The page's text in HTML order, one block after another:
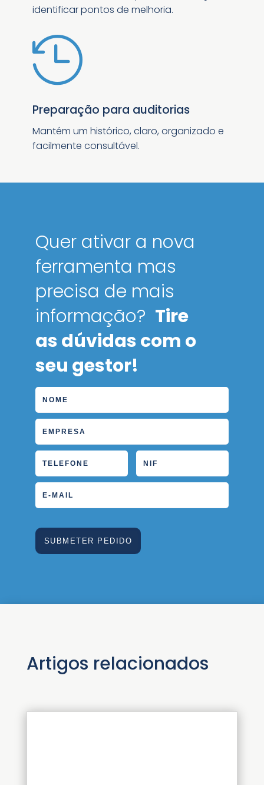
identificar pontos de melhoria.

Preparação para auditorias
Mantém um histórico, claro, organizado e
facilmente consultável.
Quer ativar a nova
ferramenta mas
precisa de mais
informação? Tire
as dúvidas com o
seu gestor!
Artigos relacionados